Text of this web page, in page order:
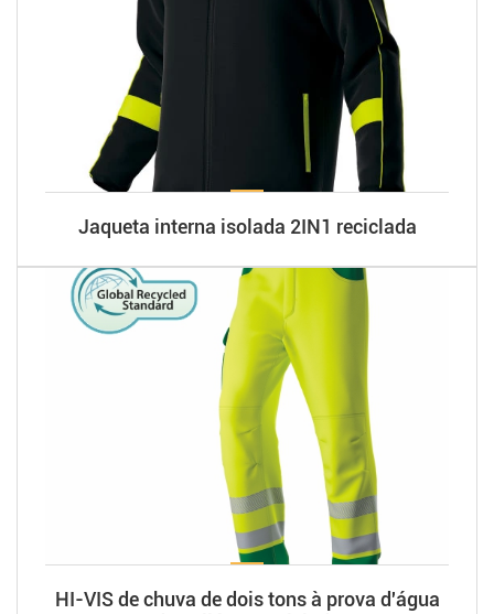
Jaqueta interna isolada 2IN1 reciclada
HI-VIS de chuva de dois tons à prova d'água